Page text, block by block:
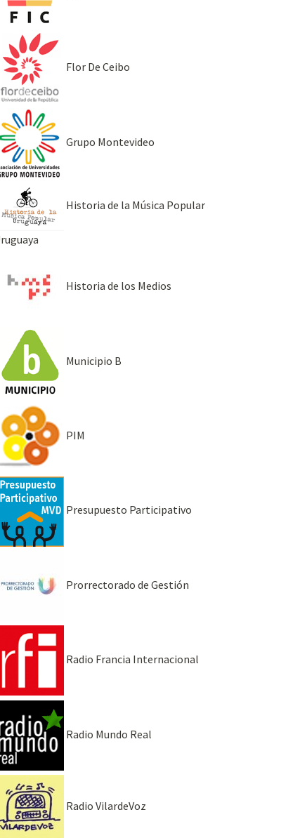
Flor De Ceibo
Grupo Montevideo
Historia de la Música Popular
Historia de los Medios
Municipio B
PIM
Presupuesto Participativo
Prorrectorado de Gestión
Radio Francia Internacional
Radio Mundo Real
Radio VilardeVoz